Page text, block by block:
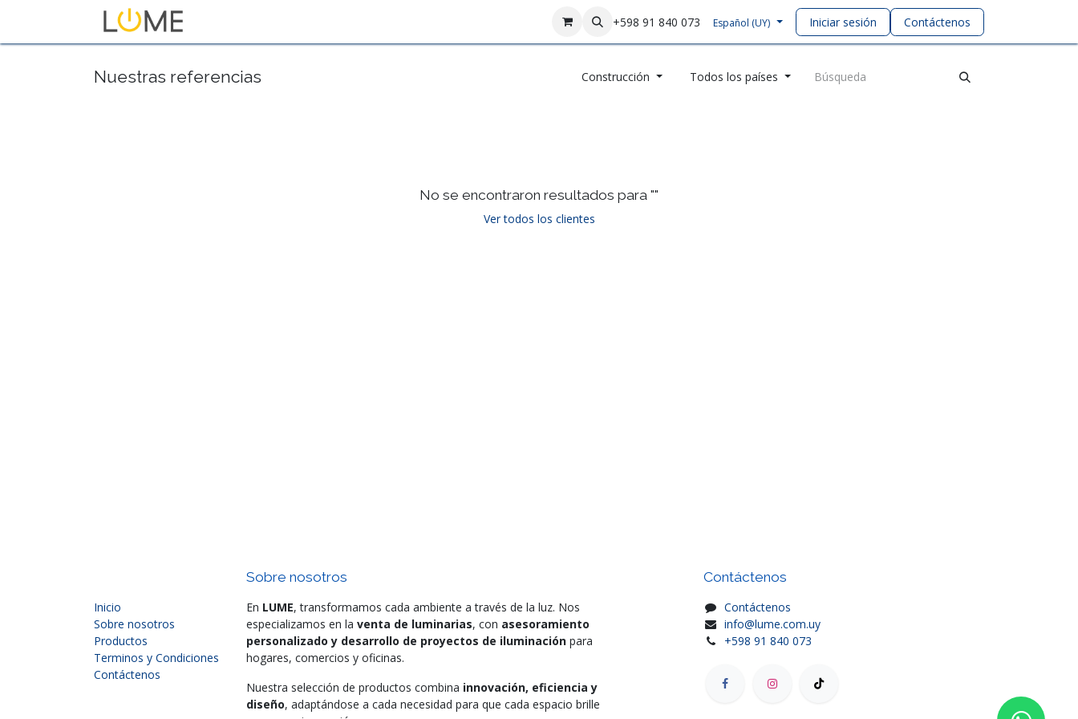
+598 91 840 073 Español (UY) Iniciar sesión Contáctenos
Nuestras referencias Construcción Todos los países
No se encontraron resultados para ""
Ver todos los clientes
Inicio
Sobre nosotros
Productos
Terminos y Condiciones
Contáctenos
Sobre nosotros
En LUME, transformamos cada ambiente a través de la luz. Nos
especializamos en la venta de luminarias, con asesoramiento
personalizado y desarrollo de proyectos de iluminación para
hogares, comercios y oficinas.
Nuestra selección de productos combina innovación, eficiencia y
diseño, adaptándose a cada necesidad para que cada espacio brille
Contáctenos
Contáctenos
info@lume.com.uy
+598 91 840 073